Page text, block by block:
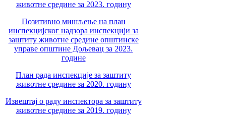
животне средине за 2023. годину
Позитивно мишљење на план
инспекцијског надзора инспекцији за
заштиту животне средине општинске
управе општине Дољевац за 2023.
године
План рада инспекције за заштиту
животне средине за 2020. годину
Извештај о раду инспектора за заштиту
животне средине за 2019. годину